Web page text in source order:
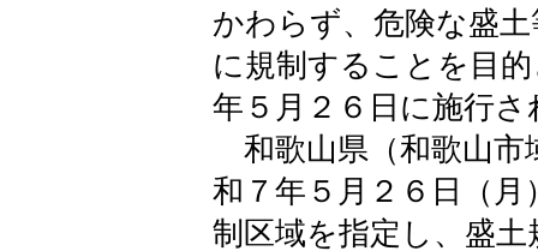
かわらず、危険な盛
に規制することを目
年５月２６日に施行
和歌山県（和歌山
和７年５月２６日（
制区域を指定し、盛